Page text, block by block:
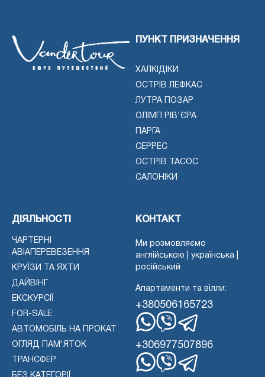
ПУНКТ ПРИЗНАЧЕННЯ
ХАЛКІДІКИ
ОСТРІВ ЛЕФКАС
ЛУТРА ПОЗАР
ОЛІМП РІВ'ЄРА
ПАРГА
СЕРРЕС
ОСТРІВ ТАСОС
САЛОНІКИ
ДІЯЛЬНОСТІ
ЧАРТЕРНІ
АВІАПЕРЕВЕЗЕННЯ
КРУЇЗИ ТА ЯХТИ
ДАЙВІНГ
ЕКСКУРСІЇ
FOR-SALE
АВТОМОБІЛЬ НА ПРОКАТ
ОГЛЯД ПАМ'ЯТОК
ТРАНСФЕР
КОНТАКТ
Ми розмовляємо
англійською | українська |
російський
Апартаменти та вілли:
+380506165723
WhatsApp
Вайбер
Телеграма
+306977507896